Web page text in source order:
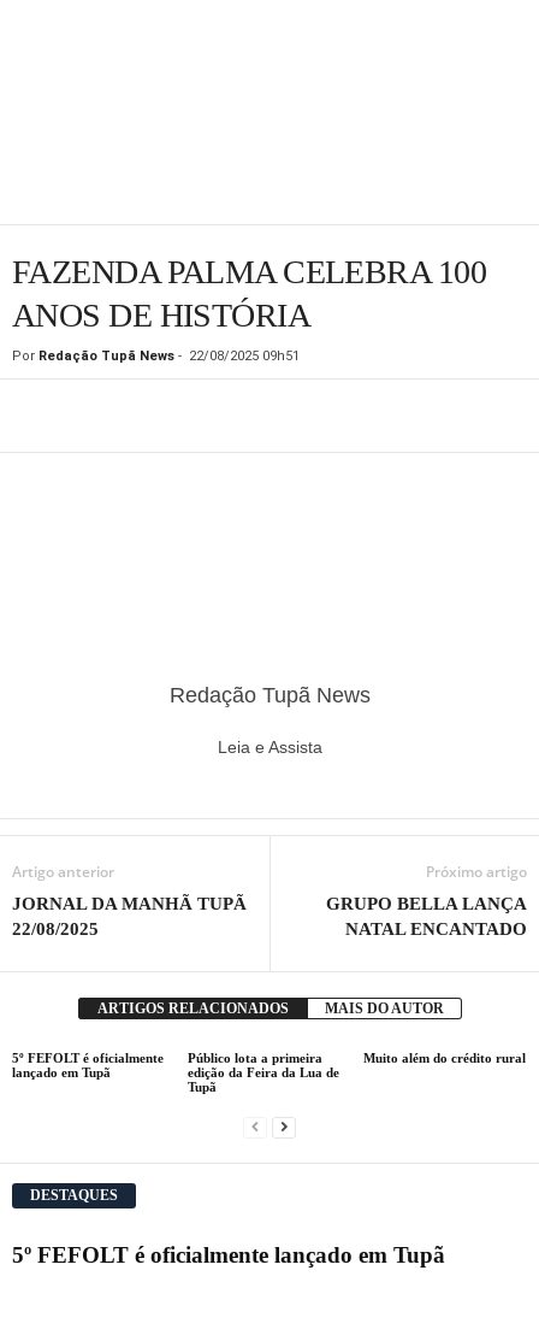
FAZENDA PALMA CELEBRA 100
ANOS DE HISTÓRIA
Por Redação Tupã News - 22/08/2025 09h51
Redação Tupã News
Leia e Assista
Artigo anterior
JORNAL DA MANHÃ TUPÃ
22/08/2025
Próximo artigo
GRUPO BELLA LANÇA
NATAL ENCANTADO
ARTIGOS RELACIONADOS MAIS DO AUTOR
5º FEFOLT é oficialmente
lançado em Tupã
Público lota a primeira
edição da Feira da Lua de
Tupã
Muito além do crédito rural
DESTAQUES
5º FEFOLT é oficialmente lançado em Tupã